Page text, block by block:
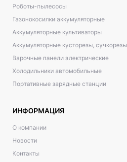
Роботы-пылесосы
Газонокосилки аккумуляторные
Аккумуляторные культиваторы
Аккумуляторные кусторезы, сучкорезы
Варочные панели электрические
Холодильники автомобильные
Портативные зарядные станции
ИНФОРМАЦИЯ
О компании
Новости
Контакты